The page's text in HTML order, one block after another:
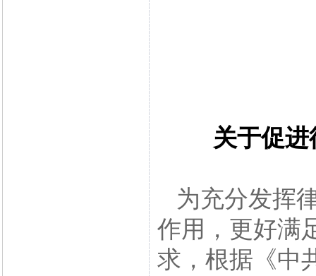
关于促
为充分发挥
作用，更好满
求，根据《中